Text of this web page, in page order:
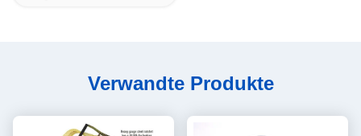
Verwandte Produkte